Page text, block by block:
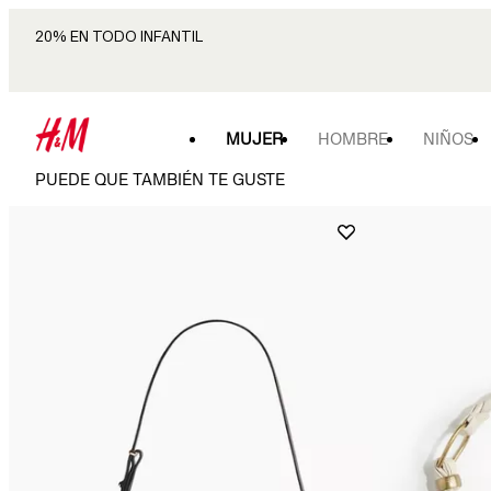
20% EN TODO INFANTIL
MUJER HOMBRE NIÑOS
PUEDE QUE TAMBIÉN TE GUSTE